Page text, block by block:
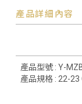
產品詳細內容
產品型號 : Y-
產品規格 : 22-23